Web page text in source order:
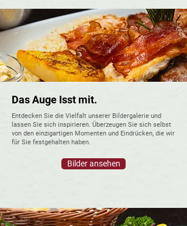
Das Auge Isst mit.
Entdecken Sie die Vielfalt unserer Bildergalerie und
lassen Sie sich inspirieren. Überzeugen Sie sich selbst
von den einzigartigen Momenten und Eindrücken, die wir
für Sie festgehalten haben.
Bilder ansehen